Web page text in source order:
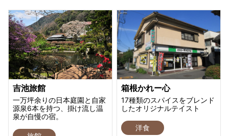
吉池旅館
一万坪余りの日本庭園と自家
源泉6本を持つ、掛け流し温
泉が自慢の宿。
箱根かれー心
17種類のスパイスをブレンド
したオリジナルテイスト
洋食